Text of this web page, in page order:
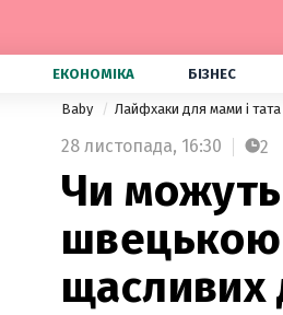
ЕКОНОМІКА БІЗНЕС
Baby Лайфхаки для мами і тата
28 листопада, 16:30 2
Чи можуть
щасливих